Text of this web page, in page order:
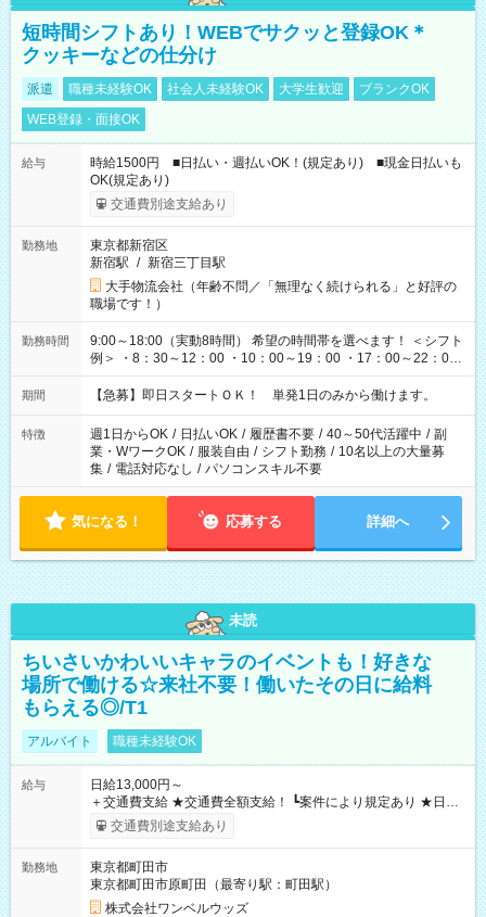
短時間シフトあり！WEBでサクッと登録OK＊
クッキーなどの仕分け
派遣 職種未経験OK 社会人未経験OK 大学生歓迎
ブランクOK
WEB登録・面接OK
給与
時給1500円 ■日払い・週払いOK！(規定あり) ■現金日払いも
OK(規定あり)
交通費別途支給あり
勤務地
東京都新宿区
新宿駅 / 新宿三丁目駅
大手物流会社（年齢不問／「無理なく続けられる」と好評の
職場です！）
勤務時間
9:00～18:00（実動8時間） 希望の時間帯を選べます！ ＜シフト
例＞ ・8：30～12：00 ・10：00～19：00 ・17：00～22：00
・13：00～22：00 ・22：00～翌6：00 など
期間 【急募】即日スタートＯＫ！ 単発1日のみから働けます。
特徴 週1日からOK / 日払いOK / 履歴書不要 / 40～50代活躍中 / 副
業・WワークOK / 服装自由 / シフト勤務 / 10名以上の大量募
集 / 電話対応なし / パソコンスキル不要
気になる！ 応募する 詳細へ
未読
ちいさいかわいいキャラのイベントも！好きな
場所で働ける☆来社不要！働いたその日に給料
もらえる◎/T1
アルバイト 職種未経験OK
給与
日給13,000円～
＋交通費支給 ★交通費全額支給！ ┗案件により規定あり ★日払
いOK！（規定あり） ┗働いたその日に現金GET♪ お仕事後はコ
ンビニATMから 日払い分を引き落とせます！ 【試用期間】試
交通費別途支給あり
勤務地
東京都町田市
東京都町田市原町田（最寄り駅：町田駅）
株式会社ワンベルウッズ